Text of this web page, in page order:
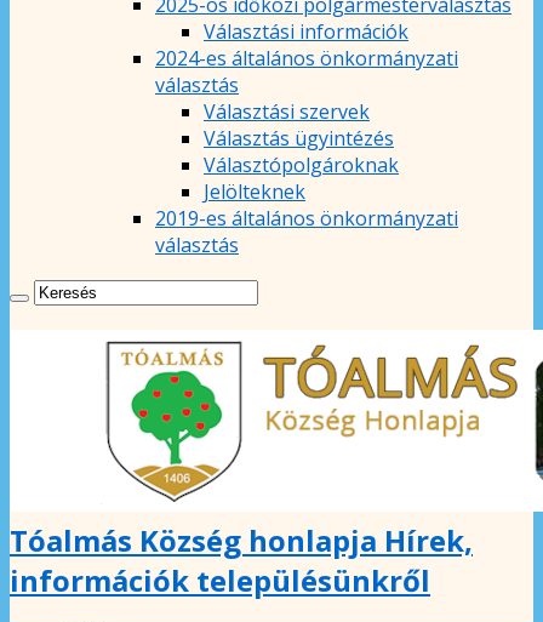
Választási információk
2024-es általános önkormányzati
választás
Választási szervek
Választás ügyintézés
Választópolgároknak
Jelölteknek
2019-es általános önkormányzati
választás
Tóalmás Község honlapja Hírek,
információk településünkről